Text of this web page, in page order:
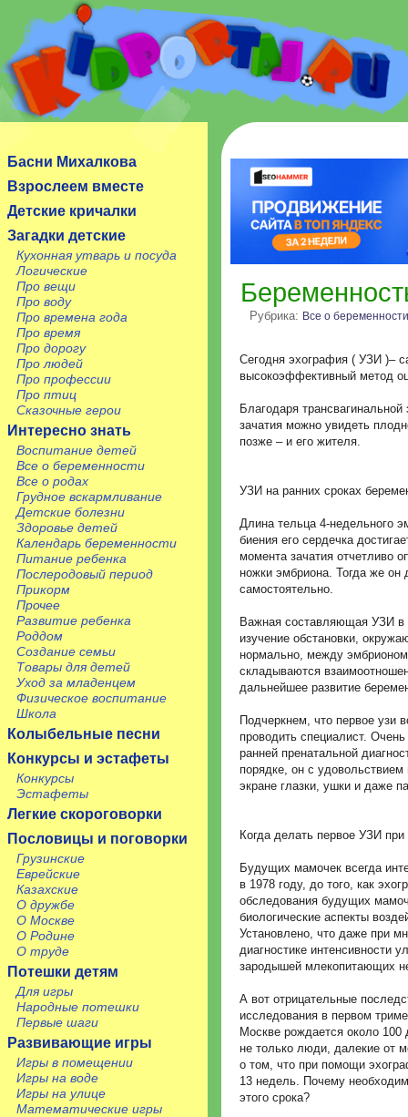
Сайт посвящен детям, их родителям, учителям и
Басни Михалкова
Взрослеем вместе
Детские кричалки
Загадки детские
Кухонная утварь и посуда
Логические
Про вещи
Про воду
Про времена года
Про время
Про дорогу
Про людей
Про профессии
Про птиц
Сказочные герои
Интересно знать
Воспитание детей
Все о беременности
Все о родах
Грудное вскармливание
Детские болезни
Здоровье детей
Календарь беременности
Питание ребенка
Послеродовый период
Прикорм
Прочее
Развитие ребенка
Роддом
Создание семьи
Товары для детей
Уход за младенцем
Физическое воспитание
Школа
Колыбельные песни
Конкурсы и эстафеты
Конкурсы
Эстафеты
Легкие скороговорки
Пословицы и поговорки
Грузинские
Еврейские
Казахские
О дружбе
О Москве
О Родине
О труде
Потешки детям
Для игры
Народные потешки
Первые шаги
Развивающие игры
Игры в помещении
Игры на воде
Игры на улице
Математические игры
Рубрика: Все о беременности
Сегодня эхография ( УЗИ )–
высокоэффективный метод
Благодаря
зачатия можно увидеть
позже – и его жителя.
УЗИ на ранних сроках
Длина тельца 4-недельного
биения его сердечка
момента зачатия отчетливо
ножки эмбриона. Тогда же он
самостоятельно.
Важная составляющая УЗИ в
изучение обстановки,
нормально, между
складываются
дальнейшее развитие
Подчеркнем, что первое узи
проводить специалист.
ранней пренатальной
порядке, он с
экране глазки, ушки и даже
Когда делать первое УЗИ при
Будущих мамочек всегда
в 1978 году, до того, как
обследования будущих
биологические аспекты
Установлено, что даже при
диагностике интенсивности
зародышей млекопитающих
А вот отрицательные
исследования в первом
Москве рождается около
не только люди, далекие от
о том, что при помощи
13 недель. Почему
этого срока?